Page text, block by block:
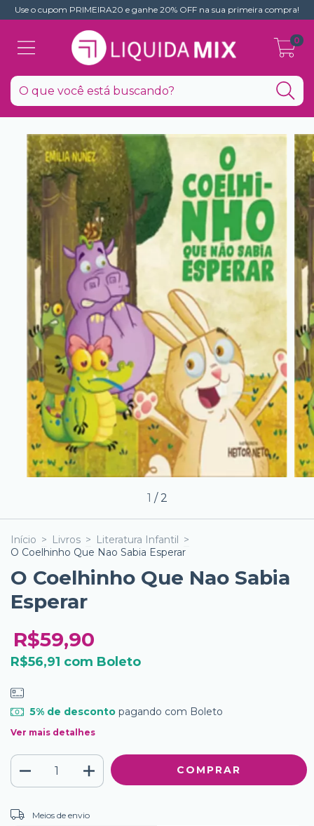
Use o cupom PRIMEIRA20 e ganhe 20% OFF na sua primeira compra!
0
1 / 2
Início > Livros > Literatura Infantil
>
O Coelhinho Que Nao Sabia Esperar
O Coelhinho Que Nao Sabia
Esperar
R$59,90
R$56,91 com Boleto
5% de descontopagando com Boleto
Ver mais detalhes
Entregas para o CEP:
Meios de envio